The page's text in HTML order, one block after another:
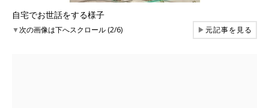
自宅でお世話をする様子
▼次の画像は下へスクロール (2/6) ▶元記事を見る